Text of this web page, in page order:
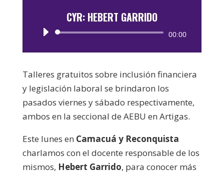
CYR: HEBERT GARRIDO
Reproductor
00:00
Talleres gratuitos sobre inclusión financiera
y legislación laboral se brindaron los
pasados viernes y sábado respectivamente,
ambos en la seccional de AEBU en Artigas.
Este lunes en Camacuá y Reconquista
charlamos con el docente responsable de los
mismos, Hebert Garrido, para conocer más